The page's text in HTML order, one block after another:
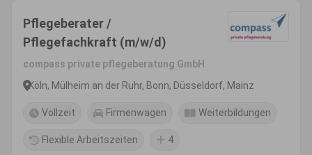
Pflegeberater /
Pflegefachkraft (m/w/d)
compass private pflegeberatung GmbH
Köln, Mülheim an der Ruhr, Bonn, Düsseldorf, Mainz
Vollzeit Firmenwagen Weiterbildungen
Flexible Arbeitszeiten 4